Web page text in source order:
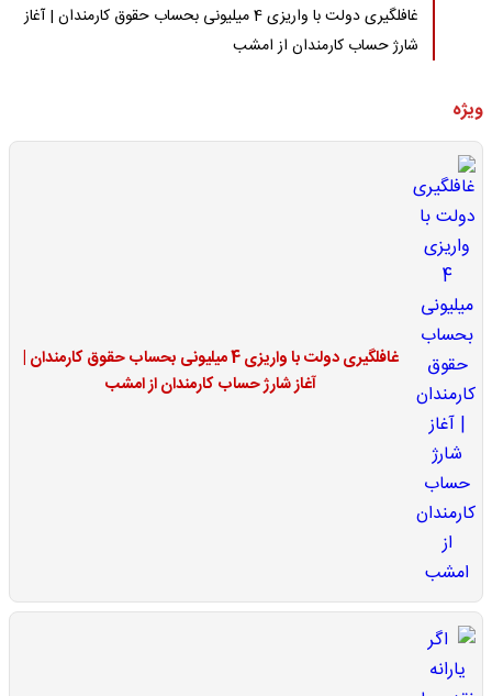
غافلگیری دولت با واریزی 4 میلیونی بحساب حقوق کارمندان | آغاز
شارژ حساب کارمندان از امشب
ویژه
غافلگیری دولت با واریزی 4 میلیونی بحساب حقوق کارمندان |
آغاز شارژ حساب کارمندان از امشب